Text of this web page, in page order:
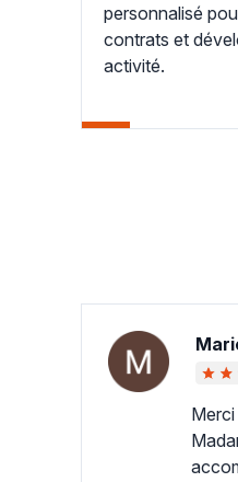
personnalisé
contrats et
activité.